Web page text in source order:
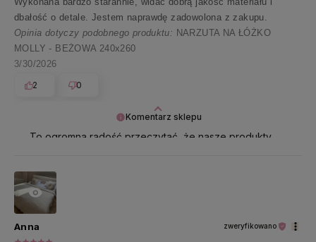
Komentarz sklepu
To ogromna radość przeczytać, że nasze produkty
dbałość o detale. Jestem naprawdę zadowolona z zakupu.
Opinia dotyczy podobnego produktu: NARZUTA NA ŁÓŻKO
MOLLY - BEŻOWA 240x260
3/30/2026
2
0
Anna zweryfikowano